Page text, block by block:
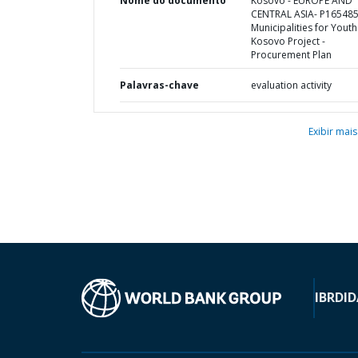
CENTRAL ASIA-
Municipalities for
Kosovo Project -
Procurement Plan
Palavras-chave evaluation activity
Exibir mais
IBRD